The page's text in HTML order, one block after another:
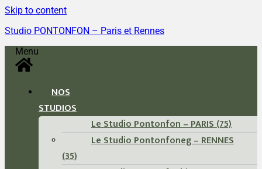
Skip to content
Studio PONTONFON – Paris et Rennes
Menu
NOS
STUDIOS
Le Studio Pontonfon – PARIS (75)
Le Studio Pontonfoneg – RENNES
(35)